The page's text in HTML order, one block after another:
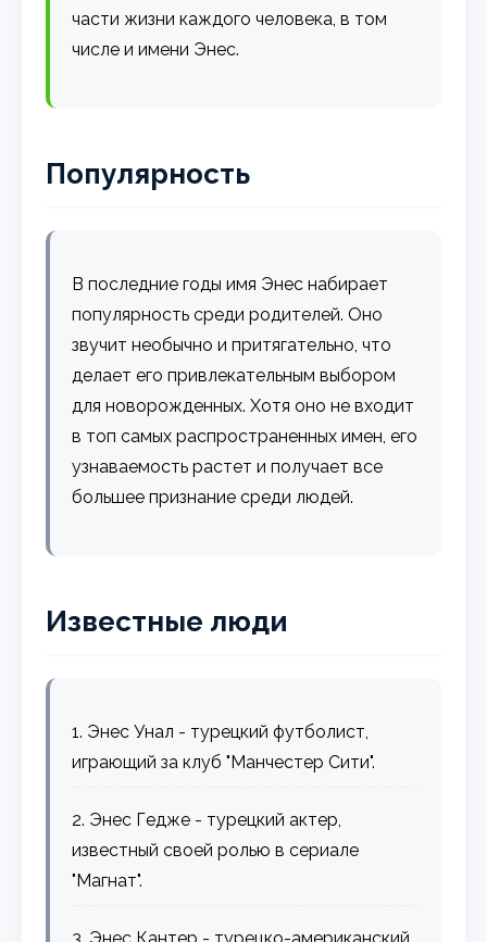
части жизни каждого человека, в том
числе и имени Энес.
Популярность
В последние годы имя Энес набирает
популярность среди родителей. Оно
звучит необычно и притягательно, что
делает его привлекательным выбором
для новорожденных. Хотя оно не входит
в топ самых распространенных имен, его
узнаваемость растет и получает все
большее признание среди людей.
Известные люди
1. Энес Унал - турецкий футболист,
играющий за клуб "Манчестер Сити".
2. Энес Гедже - турецкий актер,
известный своей ролью в сериале
"Магнат".